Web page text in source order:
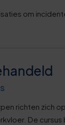
om
richten zich
De